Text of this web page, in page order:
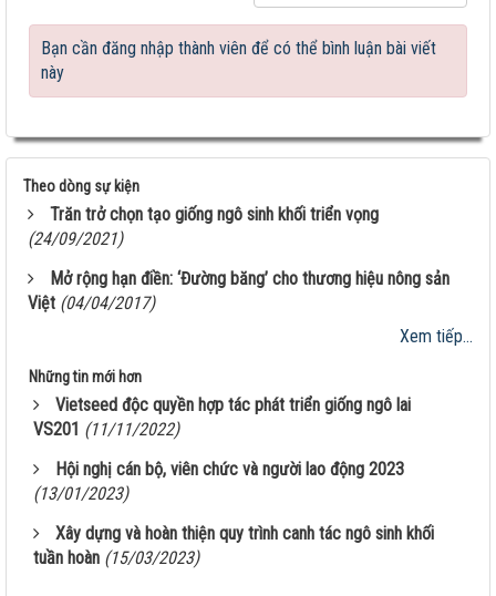
Bạn cần đăng nhập thành viên để có thể bình luận bài viết
này
Theo dòng sự kiện
Trăn trở chọn tạo giống ngô sinh khối triển vọng
(24/09/2021)
Mở rộng hạn điền: ‘Đường băng’ cho thương hiệu nông sản
Việt (04/04/2017)
Xem tiếp...
Những tin mới hơn
Vietseed độc quyền hợp tác phát triển giống ngô lai
VS201 (11/11/2022)
Hội nghị cán bộ, viên chức và người lao động 2023
(13/01/2023)
Xây dựng và hoàn thiện quy trình canh tác ngô sinh khối
tuần hoàn (15/03/2023)